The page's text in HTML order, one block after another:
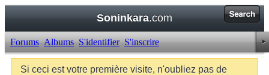
Soninkara.com
Forums Albums S'identifier S'inscrire
Si ceci est votre première visite, n'oubliez pas de